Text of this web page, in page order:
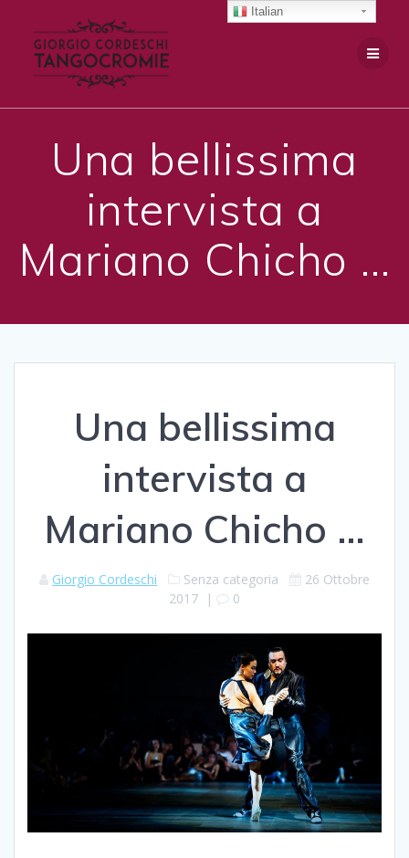
Una bellissima
intervista a
Mariano Chicho …
Una bellissima
intervista a
Mariano Chicho …
Giorgio Cordeschi Senza categoria
26 Ottobre
2017 | 0
Italian